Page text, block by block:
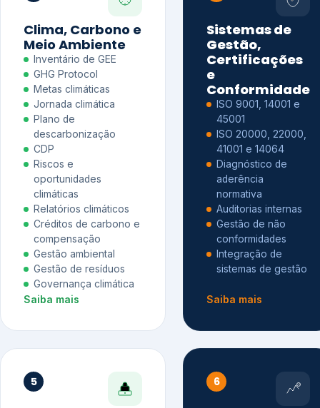
Clima, Carbono e
Meio Ambiente
Inventário de GEE
GHG Protocol
Metas climáticas
Jornada climática
Plano de
descarbonização
CDP
Riscos e
oportunidades
climáticas
Relatórios climáticos
Créditos de carbono e
compensação
Gestão ambiental
Gestão de resíduos
Governança climática
Saiba mais
Sistemas de
Gestão,
Certificações
e
Conformidade
ISO 9001, 14001 e
45001
ISO 20000, 22000,
41001 e 14064
Diagnóstico de
aderência
normativa
Auditorias internas
Gestão de não
conformidades
Integração de
sistemas de gestão
Saiba mais
5 6